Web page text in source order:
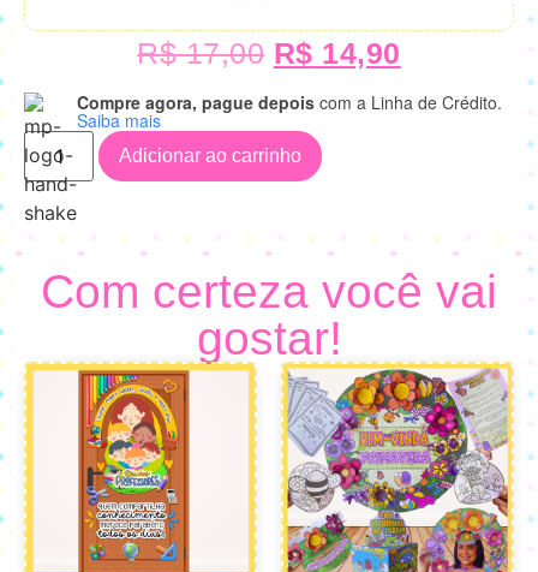
R$17,00 R$ 14,90
Compre agora, pague depois com a Linha de Crédito.
Saiba mais
Adicionar ao carrinho
Com certeza você vai
gostar!